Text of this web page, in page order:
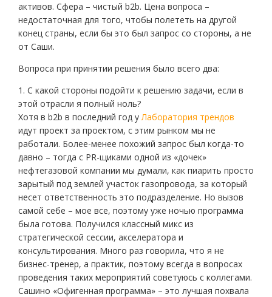
активов. Сфера – чистый b2b. Цена вопроса –
недостаточная для того, чтобы полететь на другой
конец страны, если бы это был запрос со стороны, а не
от Саши.
Вопроса при принятии решения было всего два:
1. С какой стороны подойти к решению задачи, если в
этой отрасли я полный ноль?
Хотя в b2b в последний год уЛаборатория трендов
идут проект за проектом, с этим рынком мы не
работали. Более-менее похожий запрос был когда-то
давно – тогда с PR-щиками одной из «дочек»
нефтегазовой компании мы думали, как пиарить просто
зарытый под землей участок газопровода, за который
несет ответственность это подразделение. Но вызов
самой себе – мое все, поэтому уже ночью программа
была готова. Получился классный микс из
стратегической сессии, акселератора и
консультирования. Много раз говорила, что я не
бизнес-тренер, а практик, поэтому всегда в вопросах
проведения таких мероприятий советуюсь с коллегами.
Сашино «Офигенная программа» – это лучшая похвала